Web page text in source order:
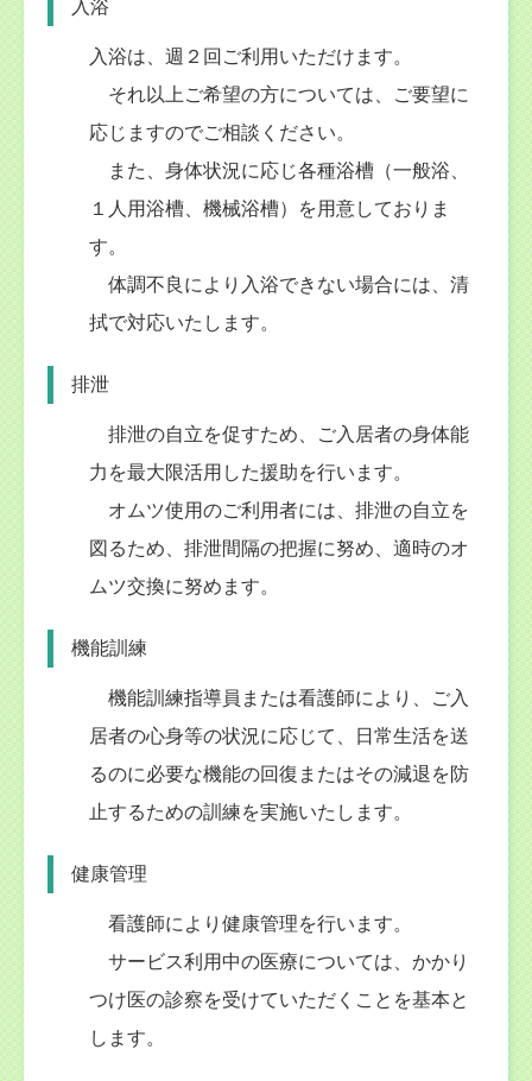
入浴
入浴は、週２回ご利用いただけます。
それ以上ご希望の方については、ご要望に
応じますのでご相談ください。
また、身体状況に応じ各種浴槽（一般浴、
１人用浴槽、機械浴槽）を用意しておりま
す。
体調不良により入浴できない場合には、清
拭で対応いたします。
排泄
排泄の自立を促すため、ご入居者の身体能
力を最大限活用した援助を行います。
オムツ使用のご利用者には、排泄の自立を
図るため、排泄間隔の把握に努め、適時のオ
ムツ交換に努めます。
機能訓練
機能訓練指導員または看護師により、ご入
居者の心身等の状況に応じて、日常生活を送
るのに必要な機能の回復またはその減退を防
止するための訓練を実施いたします。
健康管理
看護師により健康管理を行います。
サービス利用中の医療については、かかり
つけ医の診察を受けていただくことを基本と
します。